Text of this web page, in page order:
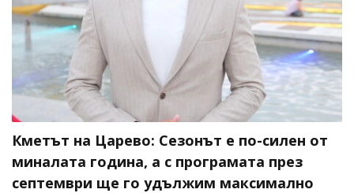
Кметът на Царево: Сезонът е по-силен от
миналата година, а с програмата през
септември ще го удължим максимално